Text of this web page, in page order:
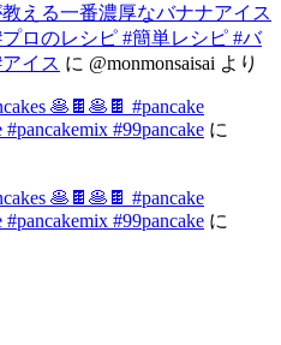
える一番濃厚なバナナアイス
ロのレシピ #簡単レシピ #バ
イス に @monmonsaisai より
🥞🍫🥞🍫 #pancake
#pancakemix #99pancake に
🥞🍫🥞🍫 #pancake
#pancakemix #99pancake に